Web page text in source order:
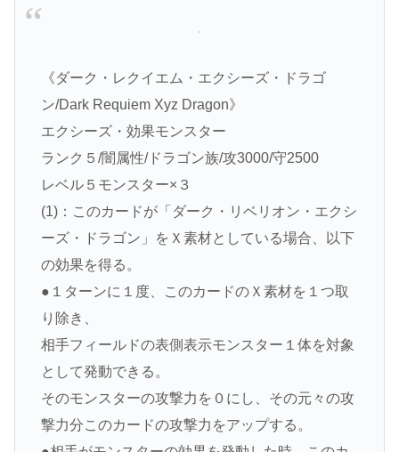
《ダーク・レクイエム・エクシーズ・ドラゴ
ン/Dark Requiem Xyz Dragon》
エクシーズ・効果モンスター
ランク５/闇属性/ドラゴン族/攻3000/守2500
レベル５モンスター×３
(1)：このカードが「ダーク・リベリオン・エクシ
ーズ・ドラゴン」をＸ素材としている場合、以下
の効果を得る。
●１ターンに１度、このカードのＸ素材を１つ取
り除き、
相手フィールドの表側表示モンスター１体を対象
として発動できる。
そのモンスターの攻撃力を０にし、その元々の攻
撃力分このカードの攻撃力をアップする。